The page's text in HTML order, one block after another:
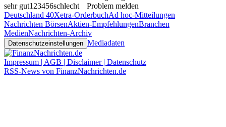
sehr gut1 23456schlecht
Problem melden
Deutschland 40Xetra-OrderbuchAd hoc-Mitteilungen
Nachrichten BörsenAktien-EmpfehlungenBranchen
MedienNachrichten-Archiv
Datenschutzeinstellungen Mediadaten
Impressum | AGB | Disclaimer | Datenschutz
RSS-News von FinanzNachrichten.de